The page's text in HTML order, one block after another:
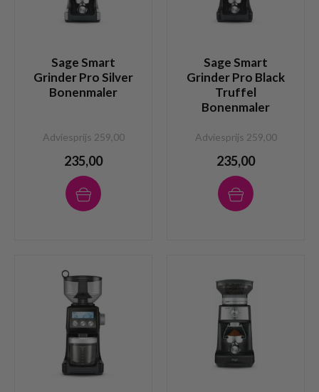
Sage Smart
Grinder Pro Silver
Bonenmaler
Adviesprijs 259,00
235,00
Sage Smart
Grinder Pro Black
Truffel
Bonenmaler
Adviesprijs 259,00
235,00